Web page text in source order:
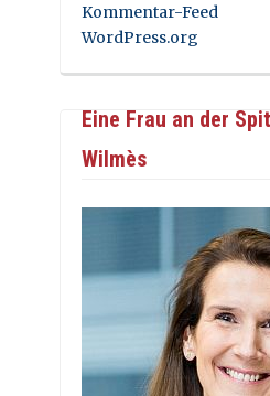
Kommentar-Feed
WordPress.org
Eine Frau an der
Wilmès